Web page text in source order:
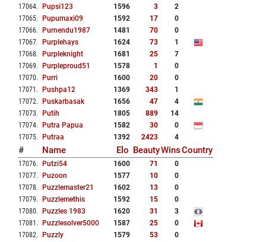
17064. Pupsi123 1596 3
2
17065. Pupumaxi09 1592 17
0
17066. Purnendu1987 1481 70
0
17067. Purplehays 1624 73
1
17068. Purpleknight 1681 25
7
17069. Purpleproud51 1578 1
0
17070. Purri 1600 20
0
17071 . Pushpa12 1369 343
1
17072. Puskarbasak 1656 47
4
17073. Putih 1805 889
14
17074. Putra Papua 1582 30
0
17075. Putraa 1392 2423 4
# Name Elo BeautyWinsCountry
17076. Putzi54 1600 71
0
17077. Puzoon 1577 10
0
17078. Puzzlemaster21 1602 13
0
17079. Puzzlemethis 1592 15
0
17080. Puzzles 1983 1620 31
3
17081 . Puzzlesolver5000 1587 25
0
17082. Puzzly 1579 53
0